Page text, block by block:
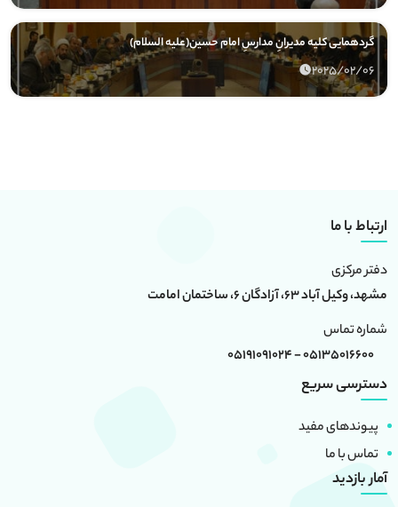
گردهمایی کلیه مدیرانِ مدارسِ امام حسین(علیه السلام)
2025/02/06
ارتباط با ما
دفتر مرکزی
مشهد، وکیل آباد 63، آزادگان 6، ساختمان امامت
شماره تماس
05135016600 - 05191091024
دسترسی سریع
پیوندهای مفید
تماس با ما
آمار بازدید